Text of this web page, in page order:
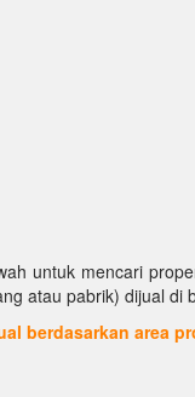
untuk mencari
atau pabrik) dijual di
berdasarkan area